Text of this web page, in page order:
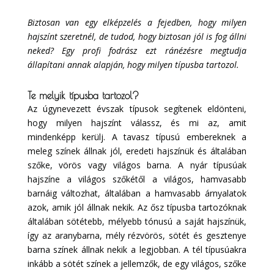
Biztosan van egy elképzelés a fejedben, hogy milyen
hajszínt szeretnél, de tudod, hogy biztosan jól is fog állni
neked? Egy profi fodrász ezt ránézésre megtudja
állapítani annak alapján, hogy milyen típusba tartozol.
Te melyik típusba tartozol?
Az úgynevezett évszak típusok segítenek eldönteni,
hogy milyen hajszínt válassz, és mi az, amit
mindenképp kerülj. A tavasz típusú embereknek a
meleg színek állnak jól, eredeti hajszínük és általában
szőke, vörös vagy világos barna. A nyár típusúak
hajszíne a világos szőkétől a világos, hamvasabb
barnáig változhat, általában a hamvasabb árnyalatok
azok, amik jól állnak nekik. Az ősz típusba tartozóknak
általában sötétebb, mélyebb tónusú a saját hajszínük,
így az aranybarna, mély rézvörös, sötét és gesztenye
barna színek állnak nekik a legjobban. A tél típusúakra
inkább a sötét színek a jellemzők, de egy világos, szőke